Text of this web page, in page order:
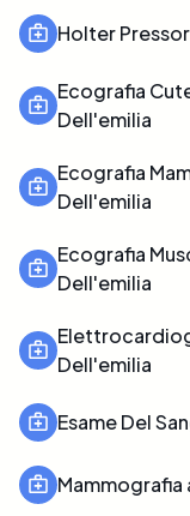
Holter
Ecografia
Dell'emilia
Ecografia
Dell'emilia
Ecografia
Dell'emilia
Dell'emilia
Esame Del
Mammografia